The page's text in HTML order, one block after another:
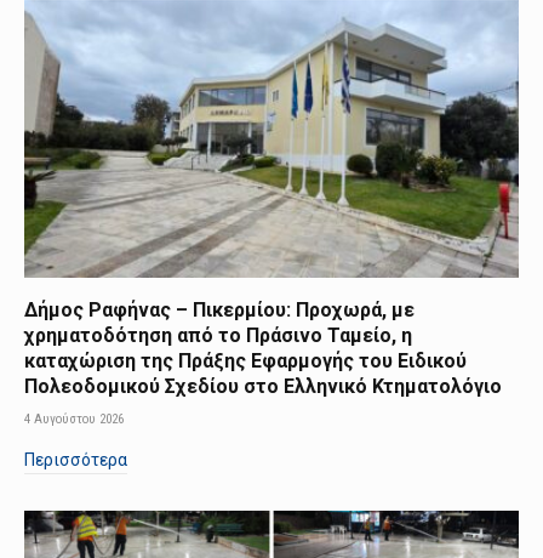
Δήμος Ραφήνας – Πικερμίου: Προχωρά, με
χρηματοδότηση από το Πράσινο Ταμείο, η
καταχώριση της Πράξης Εφαρμογής του Ειδικού
Πολεοδομικού Σχεδίου στο Ελληνικό Κτηματολόγιο
4 Αυγούστου 2026
Περισσότερα